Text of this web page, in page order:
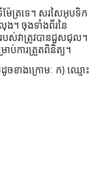
ែត្រទេ។ សរសៃអុបទិក
ង។ ចុងទាំងពីរនៃ
ស់វាត្រូវបានជួសជុល។
ប់ការត្រួតពិនិត្យ។
ខាងក្រោមៈ ក) ឈ្មោះ